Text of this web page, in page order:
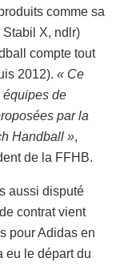
comme sa
X, ndlr)
compte tout
2012). « Ce
équipes de
par la
Handball »,
de la FFHB.
aussi disputé
contrat vient
pour Adidas en
eu le départ du